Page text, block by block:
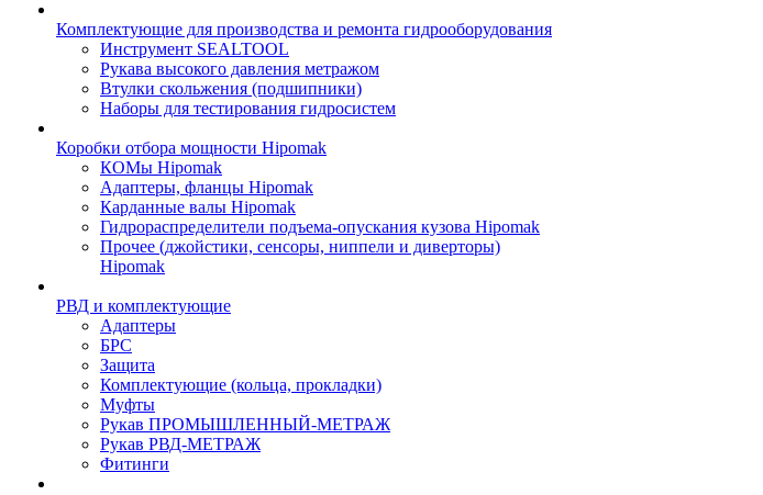
Комплектующие для производства и ремонта гидрооборудования
Инструмент SEALTOOL
Рукава высокого давления метражом
Втулки скольжения (подшипники)
Наборы для тестирования гидросистем
Коробки отбора мощности Hipomak
КОМы Hipomak
Адаптеры, фланцы Hipomak
Карданные валы Hipomak
Гидрораспределители подъема-опускания кузова Hipomak
Прочее (джойстики, сенсоры, ниппели и диверторы)
Hipomak
РВД и комплектующие
Адаптеры
БРС
Защита
Комплектующие (кольца, прокладки)
Муфты
Рукав ПРОМЫШЛЕННЫЙ-МЕТРАЖ
Рукав РВД-МЕТРАЖ
Фитинги